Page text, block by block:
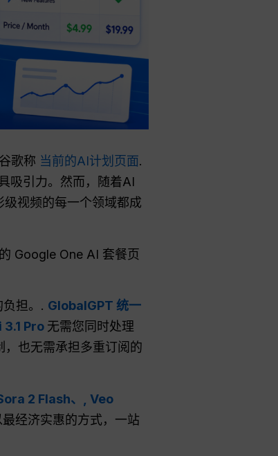
歌称 当前的AI计划页面.
吸引力。然而，随着AI
视频的每一个领域都成
Google One AI 套餐页
担。. GlobalGPT 统一
3.1 Pro 无需您同时处理
也无需承担多重订阅的
2 Flash、, Veo
经济实惠的方式，一站